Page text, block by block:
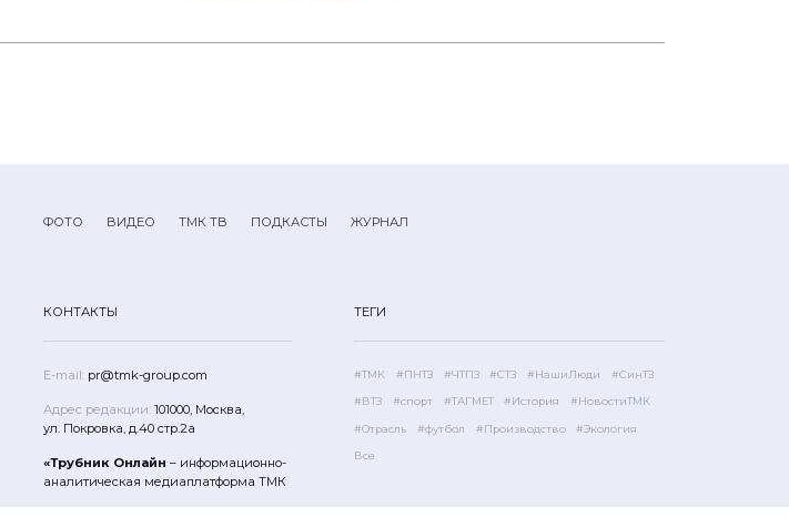
ФОТО ВИДЕО ТМК ТВ ПОДКАСТЫ ЖУРНАЛ
КОНТАКТЫ
E-mail: pr@tmk-group.com
Адрес редакции: 101000, Москва,
ул. Покровка, д.40 стр.2а
«Трубник Онлайн – информационно-
аналитическая медиаплатформа ТМК
ТЕГИ
#ТМК #ПНТЗ #ЧТПЗ #СТЗ #НашиЛюди #СинТЗ
#ВТЗ #спорт #ТАГМЕТ #История #НовостиТМК
#Отрасль #футбол #Производство #Экология
Все